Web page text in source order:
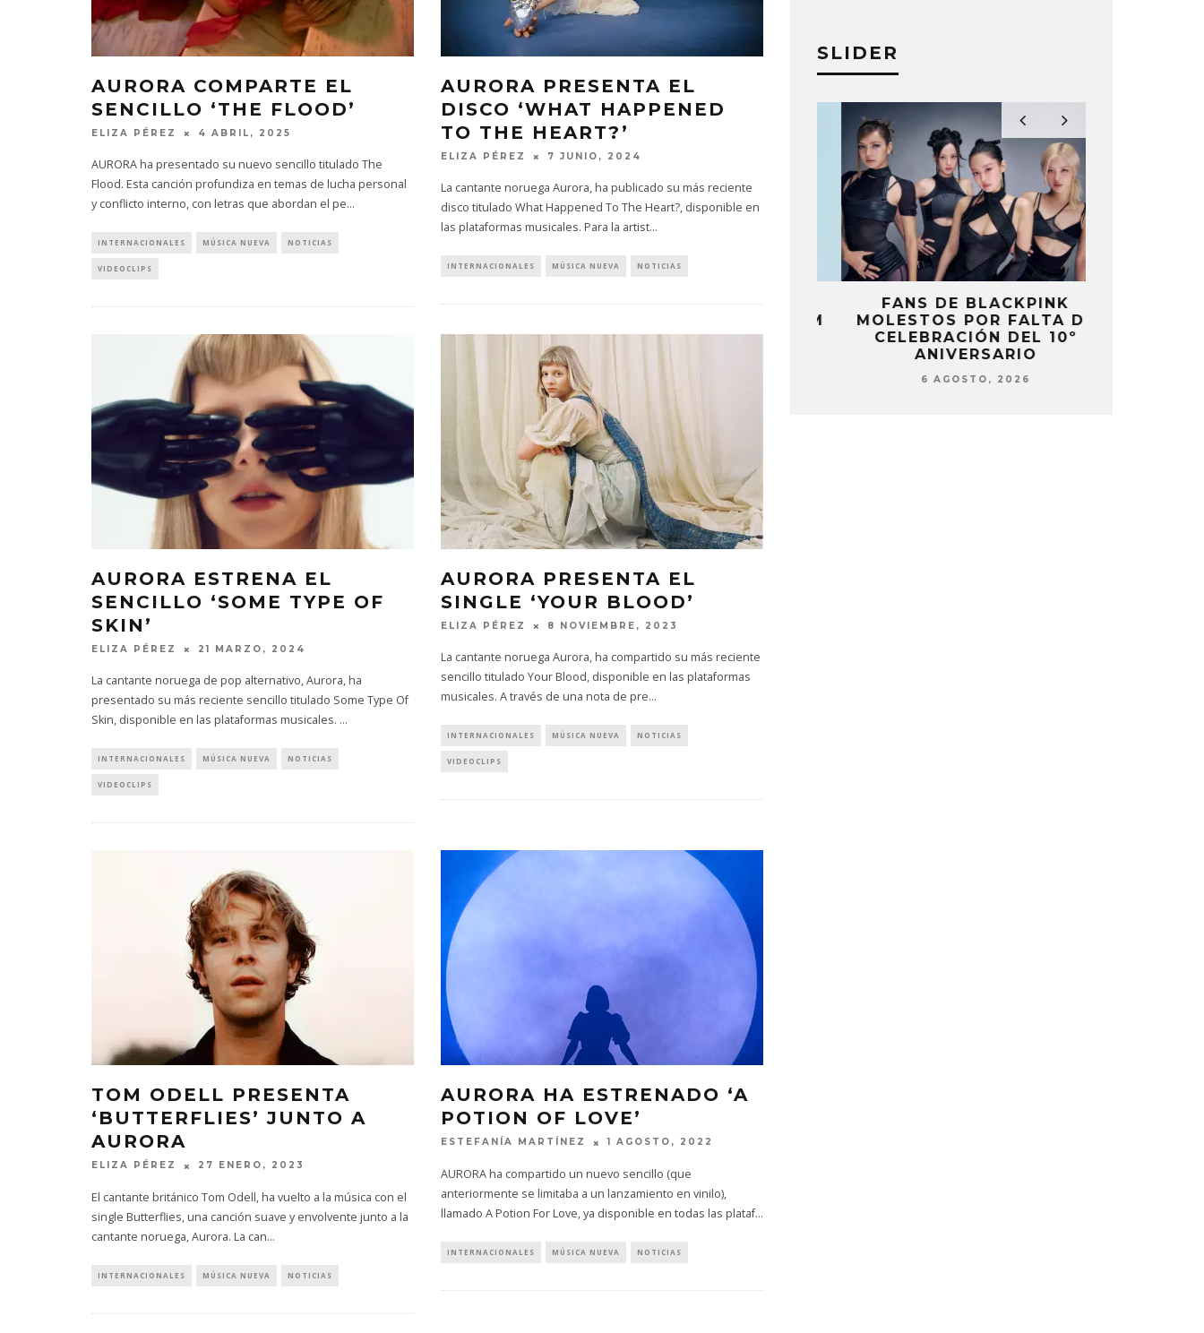
AURORA COMPARTE EL
SENCILLO ‘THE FLOOD’
ELIZA PÉREZ 4 ABRIL, 2025
AURORA ha presentado su nuevo sencillo titulado The
Flood. Esta canción profundiza en temas de lucha personal
y conflicto interno, con letras que abordan el pe...
INTERNACIONALES MÚSICA NUEVA NOTICIAS
VIDEOCLIPS
AURORA PRESENTA EL
DISCO ‘WHAT HAPPENED
TO THE HEART?’
ELIZA PÉREZ 7 JUNIO, 2024
La cantante noruega Aurora, ha publicado su más reciente
disco titulado What Happened To The Heart?, disponible en
las plataformas musicales. Para la artist...
INTERNACIONALES MÚSICA NUEVA NOTICIAS
AURORA ESTRENA EL
SENCILLO ‘SOME TYPE OF
SKIN’
ELIZA PÉREZ 21 MARZO, 2024
La cantante noruega de pop alternativo, Aurora, ha
presentado su más reciente sencillo titulado Some Type Of
Skin, disponible en las plataformas musicales. ...
INTERNACIONALES MÚSICA NUEVA NOTICIAS
VIDEOCLIPS
AURORA PRESENTA EL
SINGLE ‘YOUR BLOOD’
ELIZA PÉREZ 8 NOVIEMBRE, 2023
La cantante noruega Aurora, ha compartido su más reciente
sencillo titulado Your Blood, disponible en las plataformas
musicales. A través de una nota de pre...
INTERNACIONALES MÚSICA NUEVA NOTICIAS
VIDEOCLIPS
TOM ODELL PRESENTA
‘BUTTERFLIES’ JUNTO A
AURORA
ELIZA PÉREZ 27 ENERO, 2023
El cantante británico Tom Odell, ha vuelto a la música con el
single Butterflies, una canción suave y envolvente junto a la
cantante noruega, Aurora. La can...
INTERNACIONALES MÚSICA NUEVA NOTICIAS
AURORA HA ESTRENADO ‘A
POTION OF LOVE’
ESTEFANÍA MARTÍNEZ 1 AGOSTO, 2022
AURORA ha compartido un nuevo sencillo (que
anteriormente se limitaba a un lanzamiento en vinilo),
llamado A Potion For Love, ya disponible en todas las plataf...
INTERNACIONALES MÚSICA NUEVA NOTICIAS
SLIDER
EDGAR BAJO EL AGUA ABRE
‘CAMPO, PUERTA’
6 AGOSTO, 2026
GHOST PROYECTARÁ
CONCIERTO ‘2 BIG TO RIG’
CON FUNCIÓN EN CARACAS
KAROL G PRESENTA
‘NO ME ARREPIENTO DE
SENTIR TANTO’
FANS DE BLACKPINK
MOLESTOS POR FALTA DE
CELEBRACIÓN DEL 10º
ANIVERSARIO
6 AGOSTO, 2026